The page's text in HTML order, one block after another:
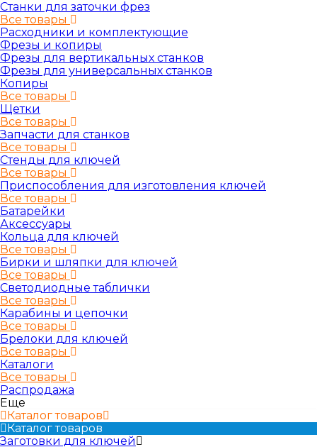
Станки для заточки фрез
Все товары
Расходники и комплектующие
Фрезы и копиры
Фрезы для вертикальных станков
Фрезы для универсальных станков
Копиры
Все товары
Щетки
Все товары
Запчасти для станков
Все товары
Стенды для ключей
Все товары
Приспособления для изготовления ключей
Все товары
Батарейки
Аксессуары
Кольца для ключей
Все товары
Бирки и шляпки для ключей
Все товары
Светодиодные таблички
Все товары
Карабины и цепочки
Все товары
Брелоки для ключей
Все товары
Каталоги
Все товары
Распродажа
Еще
Каталог товаров
Каталог товаров
Заготовки для ключей